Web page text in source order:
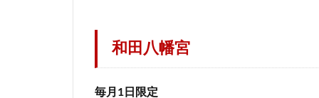
和田八幡宮
毎月1日限定